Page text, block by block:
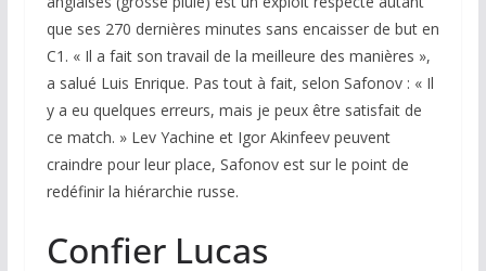
que ses 270 dernières minutes sans encaisser de but en
C1. « Il a fait son travail de la meilleure des manières »,
a salué Luis Enrique. Pas tout à fait, selon Safonov : « Il
y a eu quelques erreurs, mais je peux être satisfait de
ce match. » Lev Yachine et Igor Akinfeev peuvent
craindre pour leur place, Safonov est sur le point de
redéfinir la hiérarchie russe.
Confier Lucas